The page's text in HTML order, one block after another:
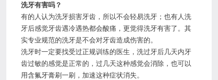
洗牙有害吗？
有的人认为洗牙损害牙齿，所以不会轻易洗牙；也有人洗
牙后感觉牙齿遇冷遇热都会酸痛，更觉得洗牙有害了。其
实专业规范的洗牙是不会对牙齿造成伤害的。
洗牙时一定要找受过正规训练的医生，洗过牙后几天内牙
齿过敏的感觉是正常的，过几天这种感觉会消除，也可以
用含氟牙膏刷一刷，加速这种症状消失。